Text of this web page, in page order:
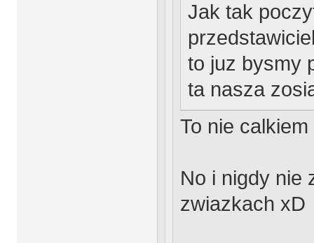
Jak tak
to juz bysmy
ta nasza
To nie
No i nigdy nie
zwiazkach xD